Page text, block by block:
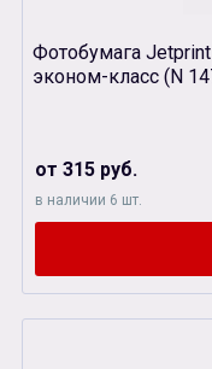
Фотобумага
эконом-класс (N
от 315 руб.
в наличии 6 шт.